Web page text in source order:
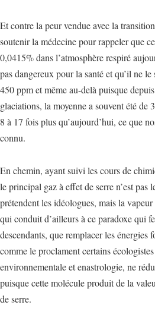
Et contre la peur vendue avec la
soutenir la médecine pour rappeler que
0,0415% dans l’atmosphère respiré
pas dangereux pour la santé et qu’il ne
450 ppm et même au-delà puisque
glaciations, la moyenne a souvent été de
8 à 17 fois plus qu’aujourd’hui, ce que
connu.
En chemin, ayant suivi les cours de
le principal gaz à effet de serre n’est pas
prétendent les idéologues, mais la
qui conduit d’ailleurs à ce paradoxe qui
descendants, que remplacer les énergies
comme le proclament certains
environnementale et enastrologie, ne
puisque cette molécule produit de la
de serre.